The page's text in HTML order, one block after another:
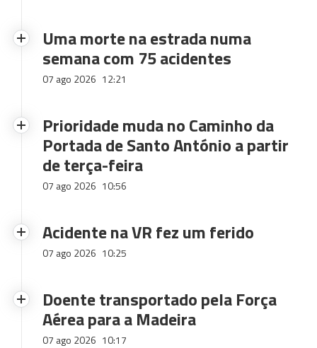
Uma morte na estrada numa
semana com 75 acidentes
07 ago 2026 12:21
Prioridade muda no Caminho da
Portada de Santo António a partir
de terça-feira
07 ago 2026 10:56
Acidente na VR fez um ferido
07 ago 2026 10:25
Doente transportado pela Força
Aérea para a Madeira
07 ago 2026 10:17